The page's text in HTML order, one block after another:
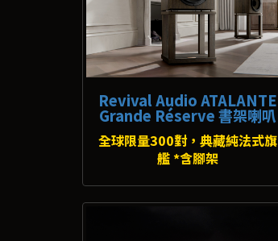
Revival Audio ATALANTE
Grande Réserve 書架喇叭
全球限量300對，典藏純法式旗
艦 *含腳架